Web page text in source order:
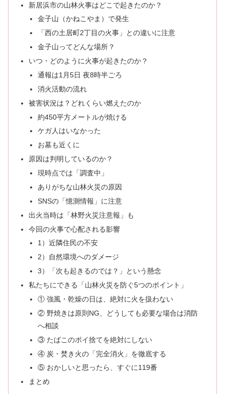
新居浜市の山林火事はどこで起きたのか？
金子山（かねこやま）で発生
「西の土居町2丁目の火事」との違いに注意
金子山ってどんな場所？
いつ・どのように火事が起きたのか？
通報は1月5日 夜8時半ごろ
消火活動の流れ
被害状況は？どれくらい燃えたのか
約450平方メートルが焼ける
ケガ人はいなかった
お墓も近くに
原因は判明しているのか？
現時点では「調査中」
ありがちな山林火災の原因
SNSの「憶測情報」に注意
出火当時は「林野火災注意報」も
今回の火事で心配される影響
1）近隣住民の不安
2）自然環境へのダメージ
3）「次も起きるのでは？」という懸念
私たちにできる「山林火災を防ぐ5つのポイント」
① 強風・乾燥の日は、絶対に火を扱わない
② 野焼きは原則NG、どうしても必要な場合は消防
へ相談
③ たばこのポイ捨てを絶対にしない
④ 炭・焚き火の「完全消火」を徹底する
⑤ おかしいと思ったら、すぐに119番
まとめ